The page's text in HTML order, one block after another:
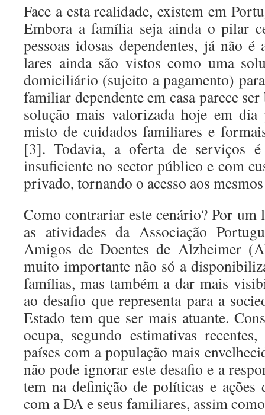
Face a esta realidade, existem em
Embora a família seja ainda o pilar
pessoas idosas dependentes, já não
lares ainda são vistos como uma
domiciliário (sujeito a pagamento)
familiar dependente em casa parece
solução mais valorizada hoje em dia
misto de cuidados familiares e
[3]. Todavia, a oferta de serviços é
insuficiente no sector público e com
privado, tornando o acesso aos
Como contrariar este cenário? Por um
as atividades da Associação
Amigos de Doentes de Alzheimer
muito importante não só a
famílias, mas também a dar mais
ao desafio que representa para a
Estado tem que ser mais atuante.
ocupa, segundo estimativas
países com a população mais
não pode ignorar este desafio e a
tem na definição de políticas e ações
com a DA e seus familiares, assim